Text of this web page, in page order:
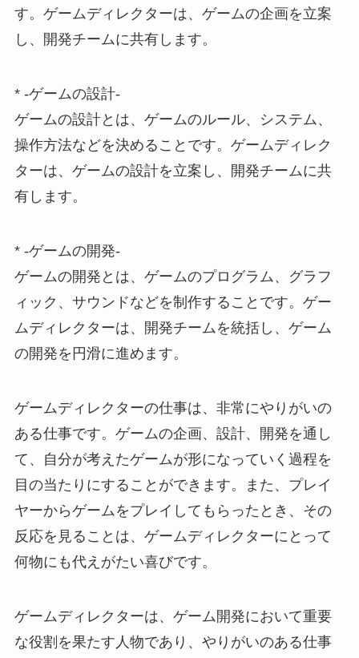
す。ゲームディレクターは、ゲームの企画を立案
し、開発チームに共有します。
* -ゲームの設計-
ゲームの設計とは、ゲームのルール、システム、
操作方法などを決めることです。ゲームディレク
ターは、ゲームの設計を立案し、開発チームに共
有します。
* -ゲームの開発-
ゲームの開発とは、ゲームのプログラム、グラフ
ィック、サウンドなどを制作することです。ゲー
ムディレクターは、開発チームを統括し、ゲーム
の開発を円滑に進めます。
ゲームディレクターの仕事は、非常にやりがいの
ある仕事です。ゲームの企画、設計、開発を通し
て、自分が考えたゲームが形になっていく過程を
目の当たりにすることができます。また、プレイ
ヤーからゲームをプレイしてもらったとき、その
反応を見ることは、ゲームディレクターにとって
何物にも代えがたい喜びです。
ゲームディレクターは、ゲーム開発において重要
な役割を果たす人物であり、やりがいのある仕事